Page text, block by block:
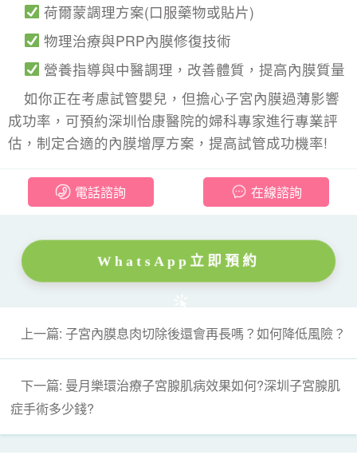
荷爾蒙調理方案(口服藥物或貼片)
物理治療與PRP內膜修復技術
營養指導與中醫調理，改善體質，提高內膜質量
如你正在考慮試管嬰兒，但擔心子宮內膜過薄影響
成功率，可預約深圳怡康醫院的婦科專家進行專業評
估，制定合適的內膜增厚方案，提高試管成功機率!
電話諮詢 在線諮詢
WhatsApp立即預約
上一篇: 子宮內膜息肉切除後還會再長嗎？如何降低風險？
下一篇: 曼月樂環治療子宮腺肌病效果如何?深圳子宮腺肌
症手術多少錢?